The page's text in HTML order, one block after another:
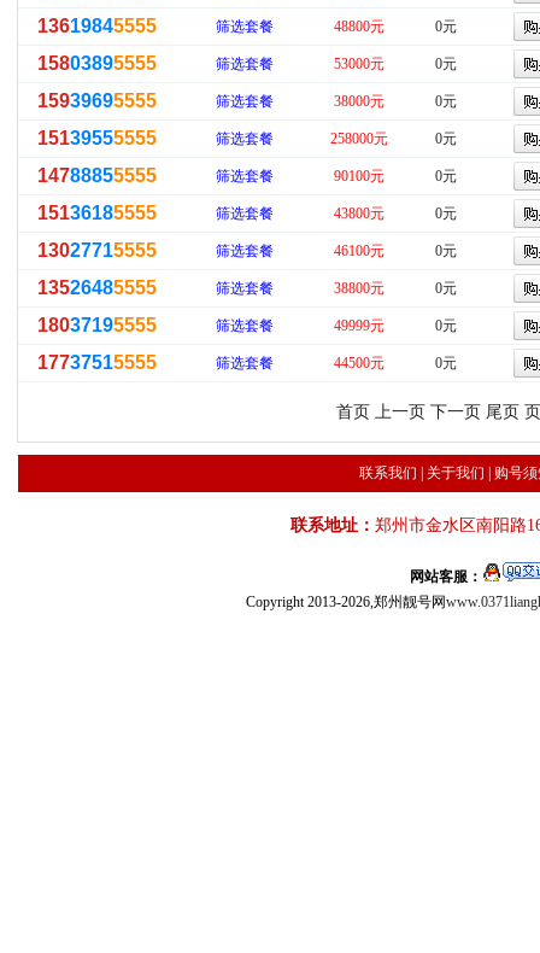
13619845555 筛选套餐 48800元 0元
15803895555 筛选套餐 53000元 0元
15939695555 筛选套餐 38000元 0元
15139555555 筛选套餐 258000元 0元
14788855555 筛选套餐 90100元 0元
15136185555 筛选套餐 43800元 0元
13027715555 筛选套餐 46100元 0元
13526485555 筛选套餐 38800元 0元
18037195555 筛选套餐 49999元 0元
17737515555 筛选套餐 44500元 0元
首页 上一页 下一页 尾页页
联系我们 关于我们 购号
联系地址： 郑州市金水区南阳路
网站客服：
Copyright 2013-2026,郑州靓号网